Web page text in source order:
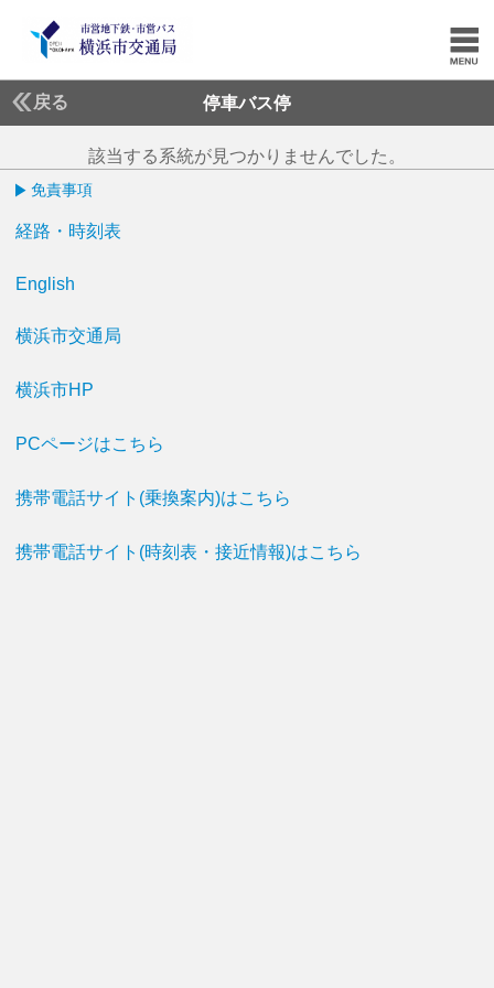
戻る 停車バス停
該当する系統が見つかりませんでした。
免責事項
経路・時刻表
English
横浜市交通局
横浜市HP
PCページはこちら
携帯電話サイト(乗換案内)はこちら
携帯電話サイト(時刻表・接近情報)はこちら